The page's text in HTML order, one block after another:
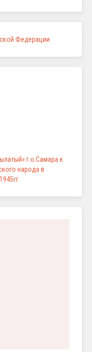
Федерации
г.о.Самара к
народа в